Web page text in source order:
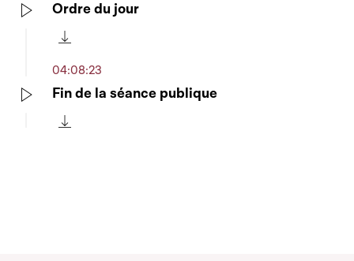
Ordre du jour
04:08:23
Fin de la séance publique